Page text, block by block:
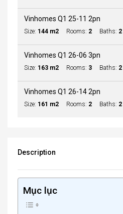
Vinhomes Q1 25-11 2pn
Size: 144 m2 Rooms: 2 Baths: 2
Vinhomes Q1 26-06 3pn
Size: 163 m2 Rooms: 3 Baths: 2
Vinhomes Q1 26-14 2pn
Size: 161 m2 Rooms: 2 Baths: 2
Description
Mục lục